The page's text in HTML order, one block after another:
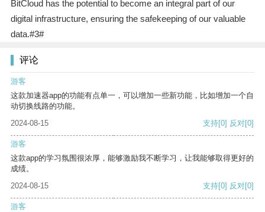
BitCloud has the potential to become an integral part of our
digital infrastructure, ensuring the safekeeping of our valuable
data.#3#
评论
游客
这款加速器app的功能有点单一，可以增加一些新功能，比如增加一个自
动切换线路的功能。
2024-08-15
支持[0] 反对[0]
游客
这款app的学习氛围很浓厚，能够激励我不断学习，让我能够取得更好的
成绩。
2024-08-15
支持[0] 反对[0]
游客